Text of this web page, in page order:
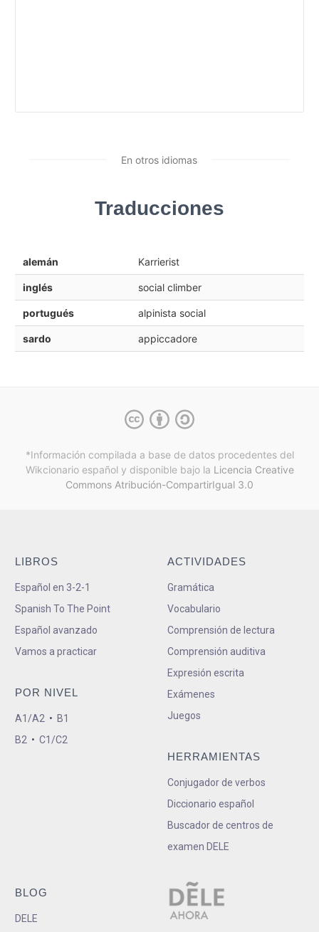
En otros idiomas
Traducciones
alemán Karrierist
inglés social climber
portugués alpinista social
sardo appiccadore
*Información compilada a base de datos procedentes del
Wikcionario español y disponible bajo la Licencia Creative
Commons Atribución-CompartirIgual 3.0
LIBROS
Español en 3-2-1
Spanish To The Point
Español avanzado
Vamos a practicar
POR NIVEL
A1/A2 • B1
B2 • C1/C2
ACTIVIDADES
Gramática
Vocabulario
Comprensión de lectura
Comprensión auditiva
Expresión escrita
Exámenes
Juegos
HERRAMIENTAS
Conjugador de verbos
Diccionario español
Buscador de centros de
examen DELE
BLOG
DELE